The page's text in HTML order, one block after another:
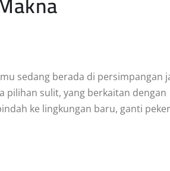
sedang berada di persimpangan
pilihan sulit, yang berkaitan dengan
ke lingkungan baru, ganti